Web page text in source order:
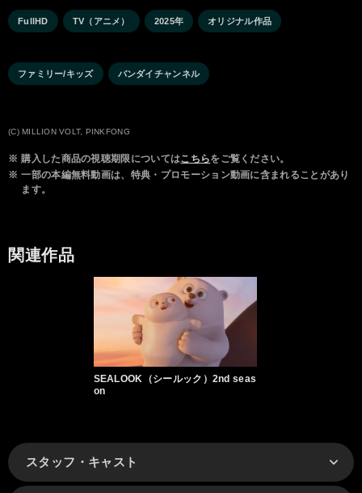
FullHD TV（アニメ） 2025年 オリジナル作品
ファミリー/キッズ バンダイチャンネル
(C) MILLION VOLT, PINKFONG
※ 購入した商品の視聴期限についてはこちらをご覧ください。
※ 一部の本編無料動画は、特典・プロモーション動画に含まれることがあり
ます。
関連作品
SEALOOK（シールック）2nd seas
on
スタッフ・キャスト